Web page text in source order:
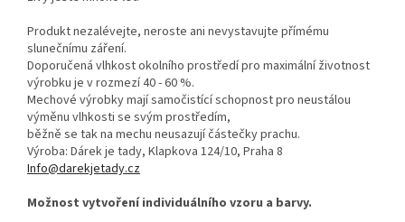
Produkt nezalévejte, neroste ani nevystavujte přímému
slunečnímu záření.
Doporučená vlhkost okolního prostředí pro maximální životnost
výrobku je v rozmezí 40 - 60 %.
Mechové výrobky mají samočistící schopnost pro neustálou
výměnu vlhkosti se svým prostředím,
běžně se tak na mechu neusazují částečky prachu.
Výroba: Dárek je tady, Klapkova 124/10, Praha 8
Info@darekjetady.cz
Možnost vytvoření individuálního vzoru a barvy.